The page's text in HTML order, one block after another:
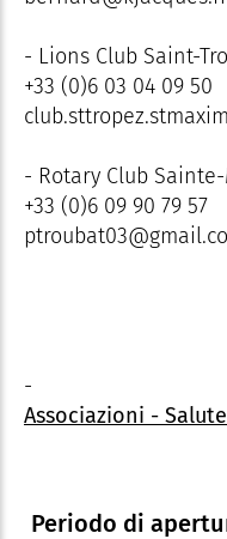
- Lions Club Saint-
+33 (0)6 03 04 09 50
- Rotary Club
+33 (0)6 09 90 79 57
-
Associazioni -
Periodo di